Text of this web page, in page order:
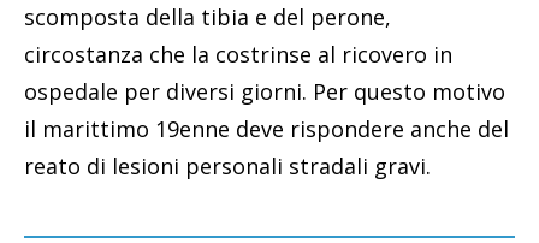
scomposta della tibia e del perone,
circostanza che la costrinse al ricovero in
ospedale per diversi giorni. Per questo motivo
il marittimo 19enne deve rispondere anche del
reato di lesioni personali stradali gravi.